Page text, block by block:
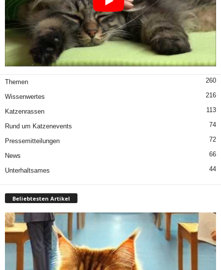
Themen 260
Wissenwertes 216
Katzenrassen 113
Rund um Katzenevents 74
Pressemitteilungen 72
News 66
Unterhaltsames 44
Beliebtesten Artikel